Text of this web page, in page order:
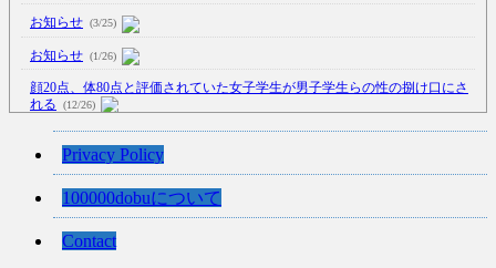
お知らせ (3/25)
お知らせ (1/26)
顔20点、体80点と評価されていた女子学生が男子学生らの性の捌け口にさ
れる
(12/26)
【中国】処理水の問題化狙うも不発？ASEAN関連会合で賛同広がらず
(7/13)
【韓国】54.1％「IAEA報告書を信用しない」
Privacy Policy
100000dobuについて
Contact